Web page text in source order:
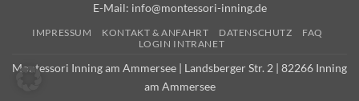
E-Mail: info@montessori-inning.de
IMPRESSUM KONTAKT & ANFAHRT DATENSCHUTZ
FAQ
LOGIN INTRANET
Montessori Inning am Ammersee | Landsberger Str. 2 | 82266 Inning
am Ammersee